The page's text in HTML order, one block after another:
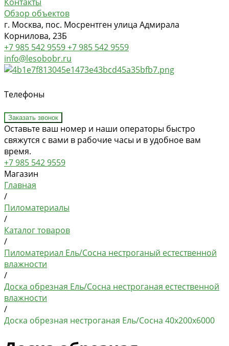
Обзор объектов
г. Москва, пос. Мосрентген улица Адмирала
Корнилова, 23Б
+7 985 542 9559+7 985 542 9559
info@lesobobr.ru
Телефоны
Заказать звонок
Оставьте ваш номер и наши операторы быстро
свяжутся с вами в рабочие часы и в удобное вам
время.
+7 985 542 9559
Магазин
Главная
/
Пиломатериалы
/
Каталог товаров
/
Пиломатериал Ель/Сосна нестроганый естественной
влажности
/
Доска обрезная Ель/Сосна нестроганая естественной
влажности
/
Доска обрезная нестроганая Ель/Сосна 40х200х6000